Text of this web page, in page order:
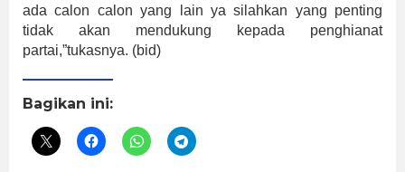
ada calon calon yang lain ya silahkan yang penting
tidak akan mendukung kepada penghianat
partai,”tukasnya. (bid)
Bagikan ini: